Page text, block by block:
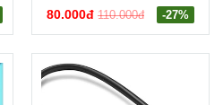
80.000đ 110.000đ -27%